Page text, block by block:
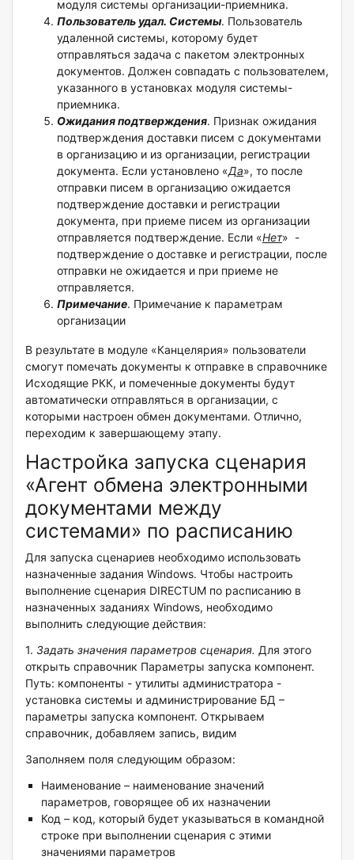
модуля системы организации-приемника.
Пользователь удал. Системы. Пользователь
удаленной системы, которому будет
отправляться задача с пакетом электронных
документов. Должен совпадать с пользователем,
указанного в установках модуля системы-
приемника.
Ожидания подтверждения. Признак ожидания
подтверждения доставки писем с документами
в организацию и из организации, регистрации
документа. Если установлено «Да», то после
отправки писем в организацию ожидается
подтверждение доставки и регистрации
документа, при приеме писем из организации
отправляется подтверждение. Если «Нет» -
подтверждение о доставке и регистрации, после
отправки не ожидается и при приеме не
отправляется.
Примечание. Примечание к параметрам
организации
В результате в модуле «Канцелярия» пользователи
смогут помечать документы к отправке в справочнике
Исходящие РКК, и помеченные документы будут
автоматически отправляться в организации, с
которыми настроен обмен документами. Отлично,
переходим к завершающему этапу.
Настройка запуска сценария
«Агент обмена электронными
документами между
системами» по расписанию
Для запуска сценариев необходимо использовать
назначенные задания Windows. Чтобы настроить
выполнение сценария DIRECTUM по расписанию в
назначенных заданиях Windows, необходимо
выполнить следующие действия:
1. Задать значения параметров сценария. Для этого
открыть справочник Параметры запуска компонент.
Путь: компоненты - утилиты администратора -
установка системы и администрирование БД –
параметры запуска компонент. Открываем
справочник, добавляем запись, видим
Заполняем поля следующим образом:
Наименование – наименование значений
параметров, говорящее об их назначении
Код – код, который будет указываться в командной
строке при выполнении сценария с этими
значениями параметров